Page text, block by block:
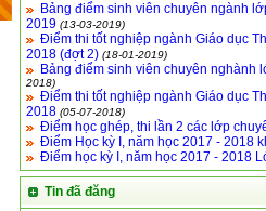
Bảng điểm sinh viên chuyên ngành
2019 (13-03-2019)
Điểm thi tốt nghiệp ngành Giáo dục
2018 (đợt 2) (18-01-2019)
Bảng điểm sinh viên chuyên nghành
2018)
Điểm thi tốt nghiệp ngành Giáo dục
2018 (05-07-2018)
Điểm học ghép, thi lần 2 các lớp
Điểm Học kỳ I, năm học 2017 - 2018
Điểm học kỳ I, năm học 2017 - 2018
Tin đã đăng